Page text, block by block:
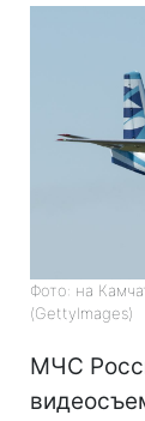
Фото: на
(GettyImages)
МЧС